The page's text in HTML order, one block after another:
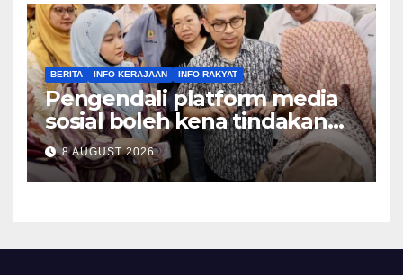
BERITA INFO KERAJAAN INFO RAKYAT
Pengendali platform media
sosial boleh kena tindakan
mahkamah jika abaikan kod
perlindungan kanak-kanak,
mitigasi risiko – Fahmi
8 AUGUST 2026